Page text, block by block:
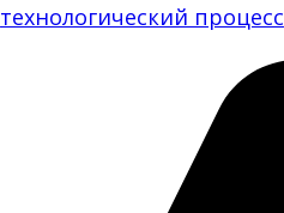
технологический процесс